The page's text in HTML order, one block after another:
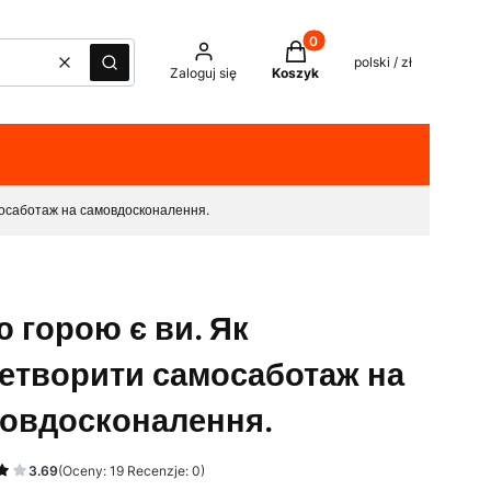
WyczyśćSzukaj Zaloguj się
Produkty w koszyku: 0.
Koszyk
polski / zł
на самовдосконалення.
горою є ви. Як
самосаботаж на
3.69(Oceny: 19 Recenzje: 0)